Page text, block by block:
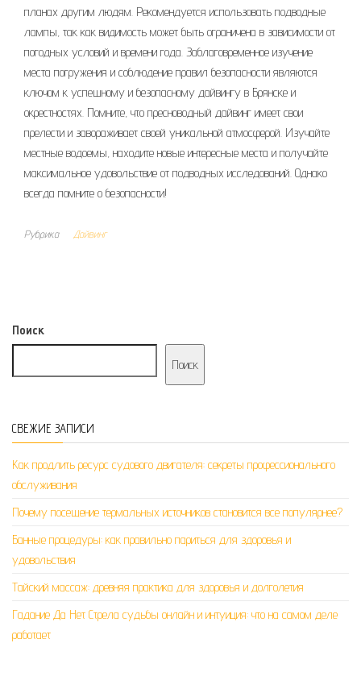
планах другим людям. Рекомендуется использовать подводные
лампы, так как видимость может быть ограничена в зависимости от
погодных условий и времени года. Заблаговременное изучение
места погружения и соблюдение правил безопасности являются
ключом к успешному и безопасному дайвингу в Брянске и
окрестностях. Помните, что пресноводный дайвинг имеет свои
прелести и завораживает своей уникальной атмосферой. Изучайте
местные водоемы, находите новые интересные места и получайте
максимальное удовольствие от подводных исследований. Однако
всегда помните о безопасности!
Рубрика Дайвинг
Поиск
Поиск
СВЕЖИЕ ЗАПИСИ
Как продлить ресурс судового двигателя: секреты профессионального
обслуживания
Почему посещение термальных источников становится все популярнее?
Банные процедуры: как правильно париться для здоровья и
удовольствия
Тайский массаж: древняя практика для здоровья и долголетия
Гадание Да Нет Стрела судьбы онлайн и интуиция: что на самом деле
работает